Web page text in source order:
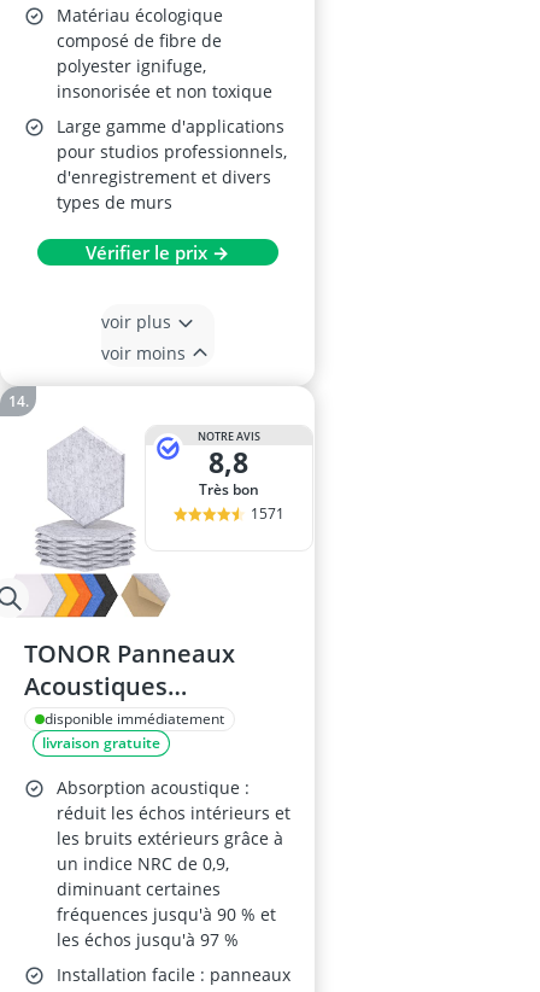
Matériau écologique
composé de fibre de
polyester ignifuge,
insonorisée et non toxique
Large gamme d'applications
pour studios professionnels,
d'enregistrement et divers
types de murs
Vérifier le prix →
voir plus
voir moins
NOTRE AVIS
8,8
Très bon
1571
TONOR Panneaux
Acoustiques
Hexagonaux 30x26cm
disponible immédiatement
livraison gratuite
Absorption acoustique :
réduit les échos intérieurs et
les bruits extérieurs grâce à
un indice NRC de 0,9,
diminuant certaines
fréquences jusqu'à 90 % et
les échos jusqu'à 97 %
Installation facile : panneaux